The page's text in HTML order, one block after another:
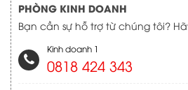
PHÒNG KINH DOANH
Bạn cần sự hỗ trợ từ chúng tôi?
Kinh doanh 1
0818 424 343